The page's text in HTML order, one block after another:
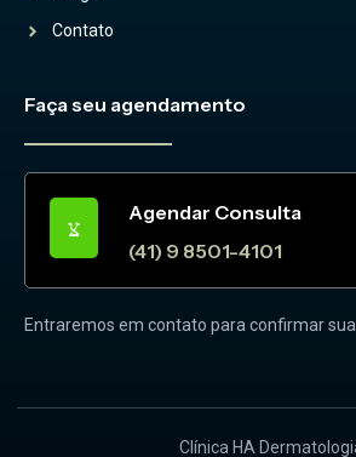
Contato
Faça seu agendamento
Agendar Consulta
(41) 9 8501-4101
Entraremos em contato para confirmar sua
Clínica HA